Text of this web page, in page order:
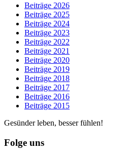
Beiträge 2026
Beiträge 2025
Beiträge 2024
Beiträge 2023
Beiträge 2022
Beiträge 2021
Beiträge 2020
Beiträge 2019
Beiträge 2018
Beiträge 2017
Beiträge 2016
Beiträge 2015
Gesünder leben, besser fühlen!
Folge uns